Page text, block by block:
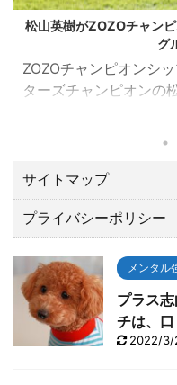
松山英樹がZOZOチャン
グ
ZOZOチャンピオンシ
ターズチャンピオンの
２億３００万円。日本
す。 最後の１８番ロン
ットのイーグルで締め
ズ。 いやあカッコよす
TVに向って叫んでし
ろでテ ...
サイトマップ
プライバシーポリシー
メンタル
プラス
チは、口
2022/3/